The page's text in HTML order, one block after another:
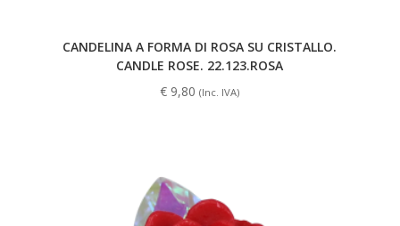
CANDELINA A FORMA DI ROSA SU CRISTALLO.
CANDLE ROSE. 22.123.ROSA
€ 9,80 (Inc. IVA)